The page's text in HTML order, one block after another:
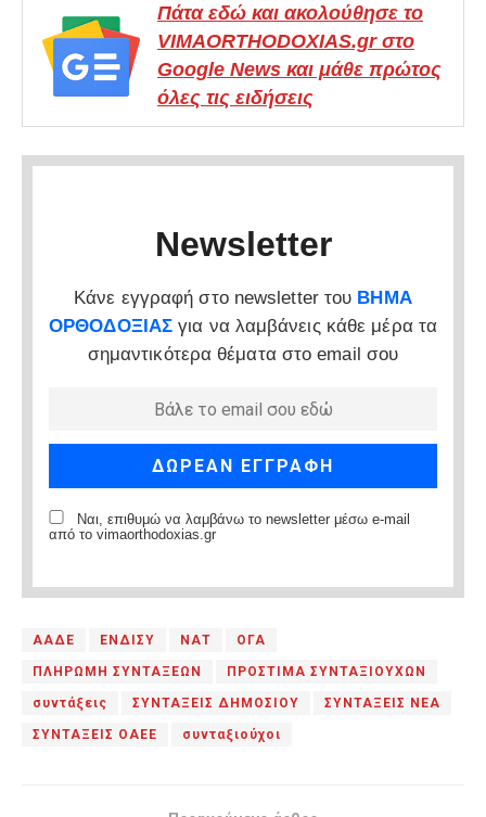
Πάτα εδώ και ακολούθησε το
VIMAORTHODOXIAS.gr στο
Google News και μάθε πρώτος
όλες τις ειδήσεις
Newsletter
Κάνε εγγραφή στο newsletter του ΒΗΜΑ
ΟΡΘΟΔΟΞΙΑΣ για να λαμβάνεις κάθε μέρα τα
σημαντικότερα θέματα στο email σου
Ναι, επιθυμώ να λαμβάνω το newsletter μέσω e-mail
από το vimaorthodoxias.gr
ΑΑΔΕ ΕΝΔΙΣΥ ΝΑΤ ΟΓΑ
ΠΛΗΡΩΜΗ ΣΥΝΤΑΞΕΩΝ ΠΡΟΣΤΙΜΑ ΣΥΝΤΑΞΙΟΥΧΩΝ
συντάξεις ΣΥΝΤΑΞΕΙΣ ΔΗΜΟΣΙΟΥ ΣΥΝΤΑΞΕΙΣ ΝΕΑ
ΣΥΝΤΑΞΕΙΣ ΟΑΕΕ συνταξιούχοι